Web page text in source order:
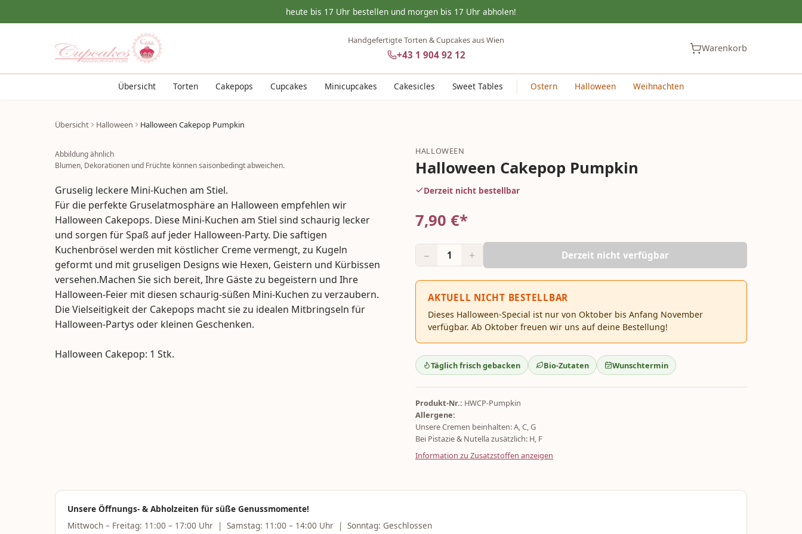
heute bis 17 Uhr bestellen und morgen bis 17 Uhr abholen!
Handgefertigte Torten & Cupcakes aus Wien
+43 1 904 92 12
Warenkorb
Übersicht Torten Cakepops Cupcakes Minicupcakes Cakesicles Sweet Tables Ostern Halloween Weihnachten
Übersicht Halloween Halloween Cakepop Pumpkin
Abbildung ähnlich
Blumen, Dekorationen und Früchte können saisonbedingt abweichen.
Gruselig leckere Mini-Kuchen am Stiel.
Für die perfekte Gruselatmosphäre an Halloween empfehlen wir
Halloween Cakepops. Diese Mini-Kuchen am Stiel sind schaurig lecker
und sorgen für Spaß auf jeder Halloween-Party. Die saftigen
Kuchenbrösel werden mit köstlicher Creme vermengt, zu Kugeln
geformt und mit gruseligen Designs wie Hexen, Geistern und Kürbissen
versehen.Machen Sie sich bereit, Ihre Gäste zu begeistern und Ihre
Halloween-Feier mit diesen schaurig-süßen Mini-Kuchen zu verzaubern.
Die Vielseitigkeit der Cakepops macht sie zu idealen Mitbringseln für
Halloween-Partys oder kleinen Geschenken.
Halloween Cakepop: 1 Stk.
HALLOWEEN
Halloween Cakepop Pumpkin
Derzeit nicht bestellbar
7,90 €*
− 1 + Derzeit nicht verfügbar
AKTUELL NICHT BESTELLBAR
Dieses Halloween-Special ist nur von Oktober bis Anfang November
verfügbar. Ab Oktober freuen wir uns auf deine Bestellung!
Täglich frisch gebacken Bio-Zutaten Wunschtermin
Produkt-Nr.: HWCP-Pumpkin
Allergene:
Unsere Cremen beinhalten: A, C, G
Bei Pistazie & Nutella zusätzlich: H, F
Information zu Zusatzstoffen anzeigen
Unsere Öffnungs- & Abholzeiten für süße Genussmomente!
Mittwoch – Freitag: 11:00 – 17:00 Uhr | Samstag: 11:00 – 14:00 Uhr | Sonntag: Geschlossen